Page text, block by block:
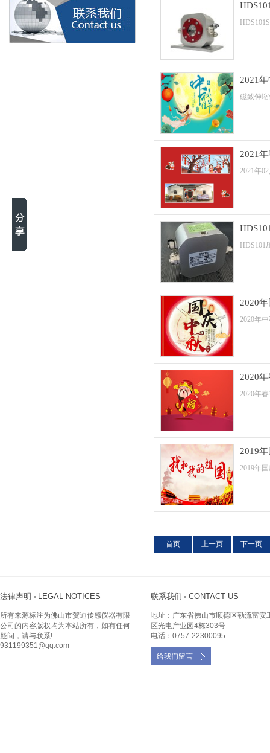
2021
磁致伸
2021
2021年
HDS101
2020
2020年
2020
2020年
2019
2019年
首页 上一页 下一页
法律声明 LEGAL NOTICES
所有来源标注为佛山市贺迪传感仪器有限
公司的内容版权均为本站所有，如有任何
疑问，请与联系!
931199351@qq.com
联系我们 CONTACT US
地址：广东省佛山市顺德区勒流富安
区光电产业园4栋303号
电话：0757-22300095
给我们留言